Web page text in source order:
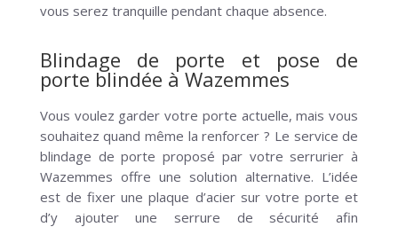
vous serez tranquille pendant chaque absence.
Blindage de porte et pose de
porte blindée à Wazemmes
Vous voulez garder votre porte actuelle, mais vous
souhaitez quand même la renforcer ? Le service de
blindage de porte proposé par votre serrurier à
Wazemmes offre une solution alternative. L’idée
est de fixer une plaque d’acier sur votre porte et
d’y ajouter une serrure de sécurité afin